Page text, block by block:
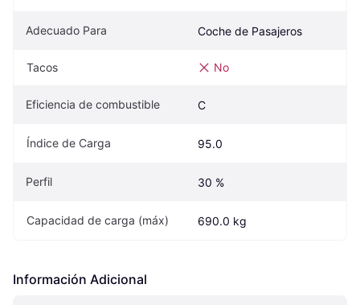
Adecuado Para Coche de Pasajeros
Tacos No
Eficiencia de combustible C
Índice de Carga 95.0
Perfil 30 %
Capacidad de carga (máx) 690.0 kg
Información Adicional